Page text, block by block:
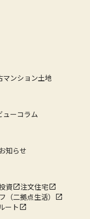
マンション土地
ューコラム
お知らせ
資
注文住宅
（二拠点生活）
ート